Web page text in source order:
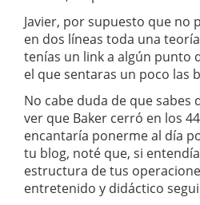
Javier, por supuesto que no
en dos líneas toda una
tenías un link a algún punto
el que sentaras un poco las
No cabe duda de que sabes
ver que Baker cerró en los
encantaría ponerme al día
tu blog, noté que, si
estructura de tus
entretenido y didáctico